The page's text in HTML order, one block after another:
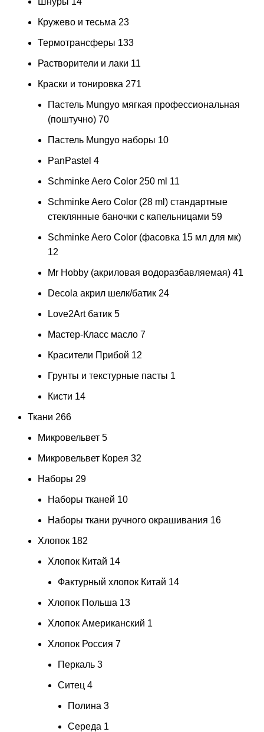
Кружево и тесьма 23
Термотрансферы 133
Растворители и лаки 11
Краски и тонировка 271
Пастель Mungyo мягкая профессиональная
(поштучно) 70
Пастель Mungyo наборы 10
PanPastel 4
Schminke Aero Color 250 ml 11
Schminke Aero Color (28 ml) стандартные
стеклянные баночки с капельницами 59
Schminke Aero Color (фасовка 15 мл для мк)
12
Mr Hobby (акриловая водоразбавляемая) 41
Decola акрил шелк/батик 24
Love2Art батик 5
Мастер-Класс масло 7
Красители Прибой 12
Грунты и текстурные пасты 1
Кисти 14
Ткани 266
Микровельвет 5
Микровельвет Корея 32
Наборы 29
Наборы тканей 10
Наборы ткани ручного окрашивания 16
Хлопок 182
Хлопок Китай 14
Фактурный хлопок Китай 14
Хлопок Польша 13
Хлопок Американский 1
Хлопок Россия 7
Перкаль 3
Ситец 4
Полина 3
Середа 1